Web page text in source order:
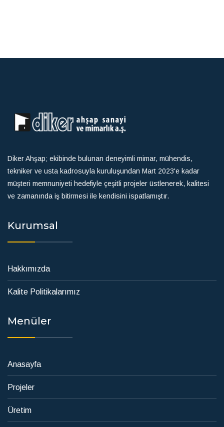
Diker Ahşap; ekibinde bulunan deneyimli mimar, mühendis,
tekniker ve usta kadrosuyla kuruluşundan Mart 2023'e kadar
müşteri memnuniyeti hedefiyle çeşitli projeler üstlenerek, kalitesi
ve zamanında iş bitirmesi ile kendisini ispatlamıştır.
Kurumsal
Hakkımızda
Kalite Politikalarımız
Menüler
Anasayfa
Projeler
Üretim